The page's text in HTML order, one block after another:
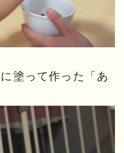
塗って作った「あ